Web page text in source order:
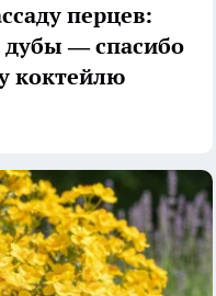
перцев:
дубы — спасибо
коктейлю